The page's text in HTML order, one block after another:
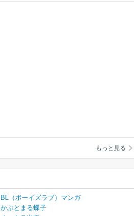
もっと見る
BL（ボーイズラブ）マンガ
かぶとまる蝶子